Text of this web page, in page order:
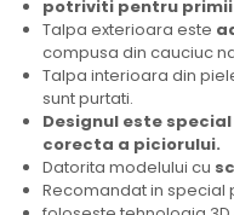
potriviti pentru
Talpa exterioara este
compusa din cauciuc
Talpa interioara din
sunt purtati.
Designul este
corecta a piciorului.
Datorita modelului cu
Recomandat in special